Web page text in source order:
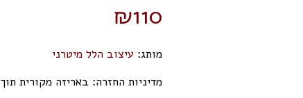
₪110
מותג: עיצוב הלל מיטרני
מדיניות החזרה: באריזה מקורית תוך 14 ימי עסקים.